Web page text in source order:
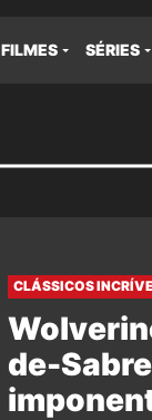
FILMES SÉRIES
CLÁSSICOS
de-